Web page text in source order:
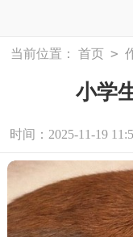
当前位置： 首页 >
小学
时间：2025-11-19